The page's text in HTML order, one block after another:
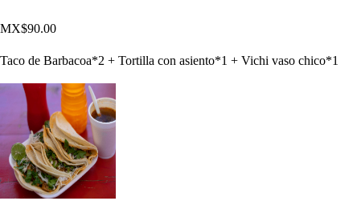
MX$90.00
Taco de Barbacoa*2 + Tortilla con asiento*1 + Vichi vaso chico*1